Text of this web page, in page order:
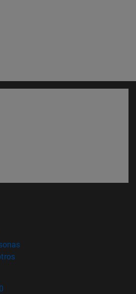
nueva ventana)
(abre en nueva ventana)
(abre en nueva ventana)